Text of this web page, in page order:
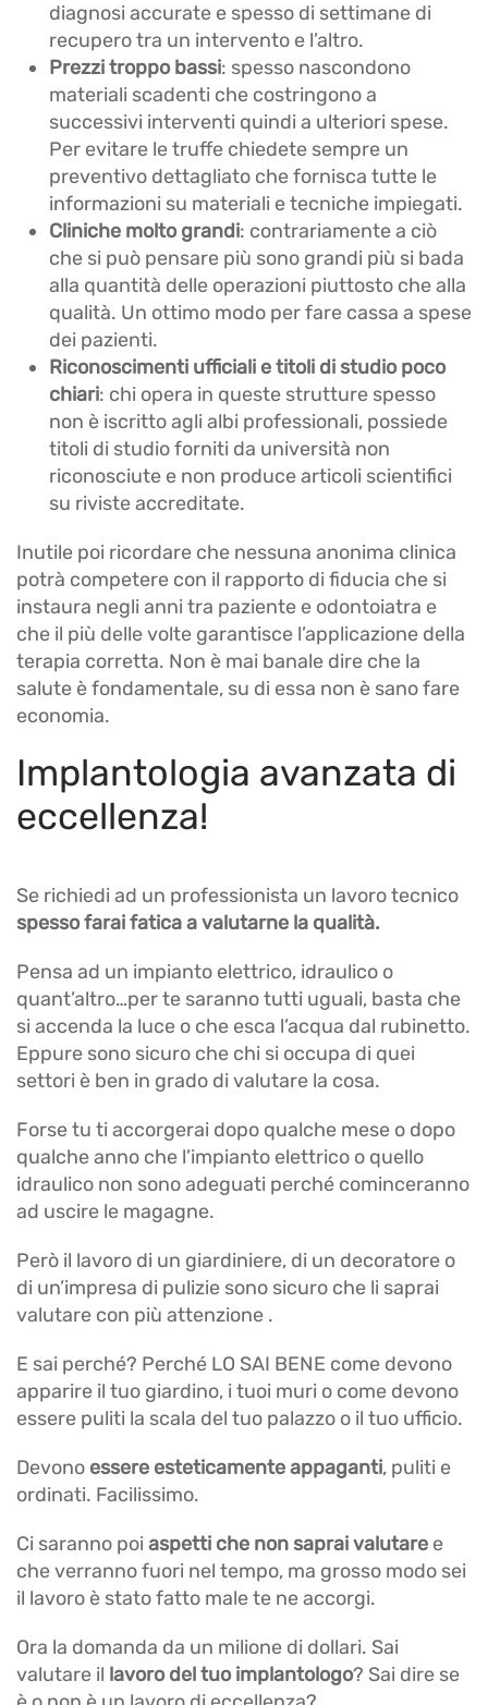
diagnosi accurate e spesso di settimane di
recupero tra un intervento e l’altro.
Prezzi troppo bassi: spesso nascondono
materiali scadenti che costringono a
successivi interventi quindi a ulteriori spese.
Per evitare le truffe chiedete sempre un
preventivo dettagliato che fornisca tutte le
informazioni su materiali e tecniche impiegati.
Cliniche molto grandi: contrariamente a ciò
che si può pensare più sono grandi più si bada
alla quantità delle operazioni piuttosto che alla
qualità. Un ottimo modo per fare cassa a spese
dei pazienti.
Riconoscimenti ufficiali e titoli di studio poco
chiari: chi opera in queste strutture spesso
non è iscritto agli albi professionali, possiede
titoli di studio forniti da università non
riconosciute e non produce articoli scientifici
su riviste accreditate.
Inutile poi ricordare che nessuna anonima clinica
potrà competere con il rapporto di fiducia che si
instaura negli anni tra paziente e odontoiatra e
che il più delle volte garantisce l’applicazione della
terapia corretta. Non è mai banale dire che la
salute è fondamentale, su di essa non è sano fare
economia.
Implantologia avanzata di
eccellenza!
Se richiedi ad un professionista un lavoro tecnico
spesso farai fatica a valutarne la qualità.
Pensa ad un impianto elettrico, idraulico o
quant’altro…per te saranno tutti uguali, basta che
si accenda la luce o che esca l’acqua dal rubinetto.
Eppure sono sicuro che chi si occupa di quei
settori è ben in grado di valutare la cosa.
Forse tu ti accorgerai dopo qualche mese o dopo
qualche anno che l’impianto elettrico o quello
idraulico non sono adeguati perché cominceranno
ad uscire le magagne.
Però il lavoro di un giardiniere, di un decoratore o
di un’impresa di pulizie sono sicuro che li saprai
valutare con più attenzione .
E sai perché? Perché LO SAI BENE come devono
apparire il tuo giardino, i tuoi muri o come devono
essere puliti la scala del tuo palazzo o il tuo ufficio.
Devono essere esteticamente appaganti, puliti e
ordinati. Facilissimo.
Ci saranno poi aspetti che non saprai valutare e
che verranno fuori nel tempo, ma grosso modo sei
il lavoro è stato fatto male te ne accorgi.
Ora la domanda da un milione di dollari. Sai
valutare il lavoro del tuo implantologo? Sai dire se